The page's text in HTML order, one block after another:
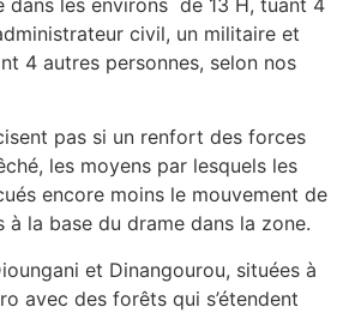
civil, un militaire et
4 autres personnes, selon nos
pas si un renfort des forces
les moyens par lesquels les
encore moins le mouvement de
à la base du drame dans la zone.
et Dinangourou, situées à
avec des forêts qui s’étendent